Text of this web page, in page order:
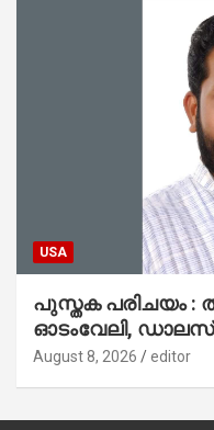
USA
പുസ്തക പരിചയം :
ഓടംവേലി, ഡാലസ്
August 8, 2026 editor